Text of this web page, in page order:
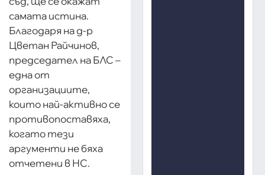
самата истина.
Благодаря на д-р
Цветан Райчинов,
председател на БЛС –
една от
организациите,
които най-активно се
противопоставяха,
когато тези
аргументи не бяха
отчетени в НС.